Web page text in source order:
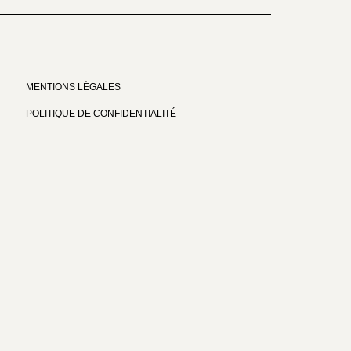
MENTIONS LÉGALES
POLITIQUE DE CONFIDENTIALITÉ